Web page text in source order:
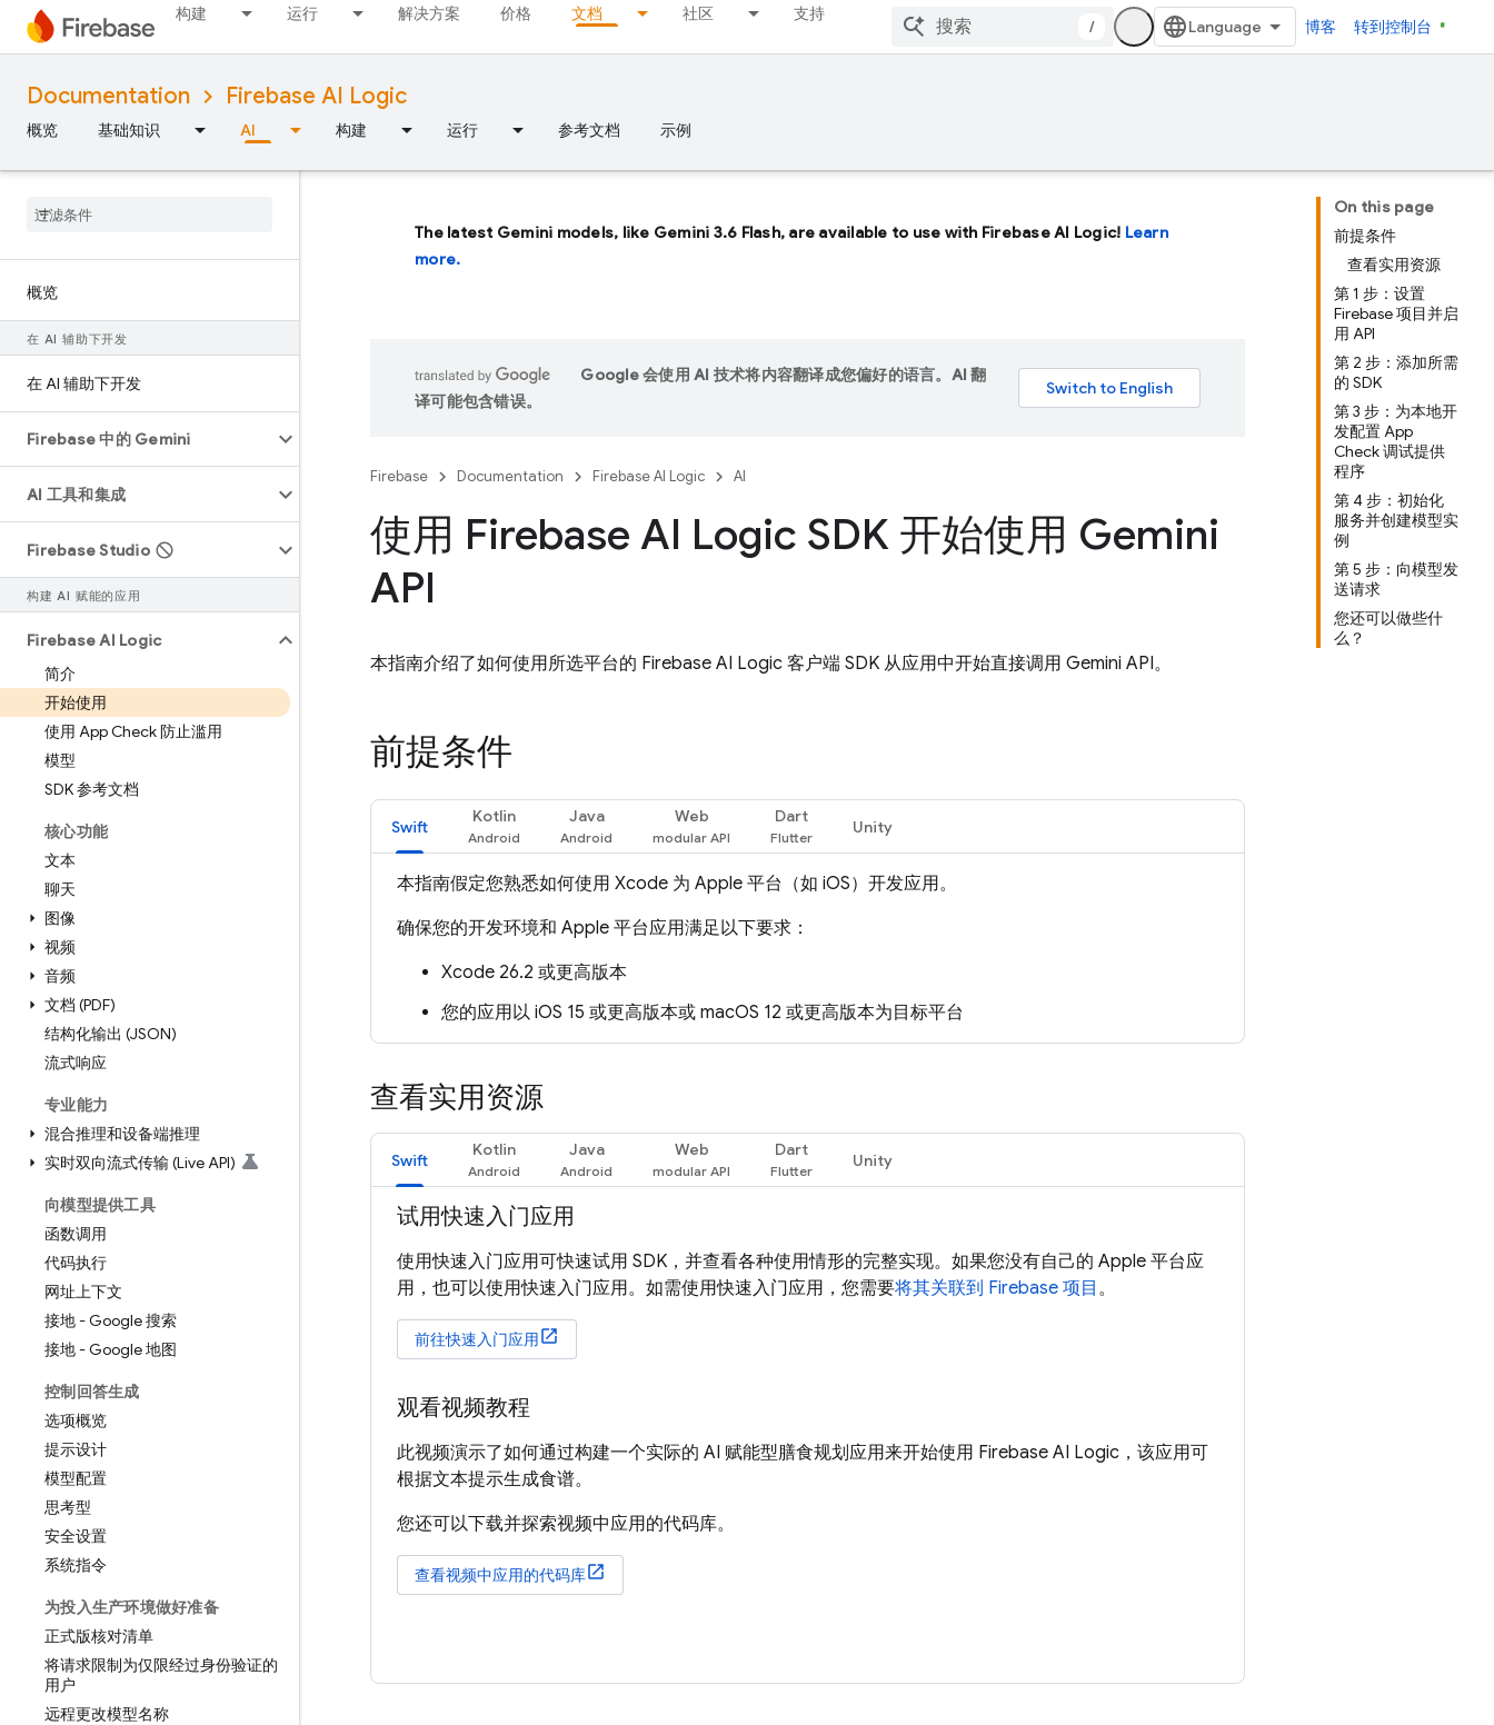
构建 运行 解决方案 价格 文档 社区 支持
/ 博客 转到控制台
Documentation Firebase AI Logic
概览 基础知识 AI 构建 运行 参考文档 示例
概览
在 AI 辅助下开发
在 AI 辅助下开发
Firebase 中的 Gemini
AI 工具和集成
Firebase Studio
构建 AI 赋能的应用
Firebase AI Logic
简介
开始使用
使用 App Check 防止滥用
模型
SDK 参考文档
核心功能
文本
聊天
图像
视频
音频
文档 (PDF)
结构化输出 (JSON)
流式响应
专业能力
混合推理和设备端推理
实时双向流式传输 (Live API)
向模型提供工具
函数调用
代码执行
网址上下文
接地 - Google 搜索
接地 - Google 地图
控制回答生成
选项概览
提示设计
模型配置
思考型
安全设置
系统指令
为投入生产环境做好准备
正式版核对清单
将请求限制为仅限经过身份验证的
用户
远程更改模型名称
On this page
前提条件
查看实用资源
第 1 步：设置
Firebase 项目并启
用 API
第 2 步：添加所需
的 SDK
第 3 步：为本地开
发配置 App
Check 调试提供
程序
第 4 步：初始化
服务并创建模型实
例
第 5 步：向模型发
送请求
您还可以做些什
么？
The latest Gemini models, like Gemini 3.6 Flash, are available to use with Firebase AI Logic! Learn
more.
Google 会使用 AI 技术将内容翻译成您偏好的语言。AI 翻
译可能包含错误。
Firebase Documentation Firebase AI Logic AI
使用 Firebase AI Logic SDK 开始使用 Gemini
API
本指南介绍了如何使用所选平台的 Firebase AI Logic 客户端 SDK 从应用中开始直接调用 Gemini API。
前提条件
Swift
Kotlin Java Web Dart
Unity
本指南假定您熟悉如何使用 Xcode 为 Apple 平台（如 iOS）开发应用。
确保您的开发环境和 Apple 平台应用满足以下要求：
Xcode 26.2 或更高版本
您的应用以 iOS 15 或更高版本或 macOS 12 或更高版本为目标平台
查看实用资源
Swift
Kotlin Java Web Dart
Unity
试用快速入门应用
使用快速入门应用可快速试用 SDK，并查看各种使用情形的完整实现。如果您没有自己的 Apple 平台应
用，也可以使用快速入门应用。如需使用快速入门应用，您需要将其关联到 Firebase 项目 。
前往快速入门应用
观看视频教程
此视频演示了如何通过构建一个实际的 AI 赋能型膳食规划应用来开始使用 Firebase AI Logic ，该应用可
根据文本提示生成食谱。
您还可以下载并探索视频中应用的代码库。
查看视频中应用的代码库